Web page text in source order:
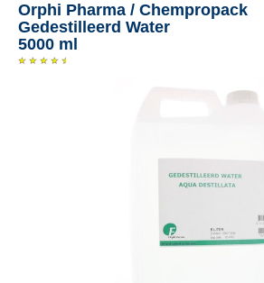
Orphi Pharma / Chempropack
Gedestilleerd Water
5000 ml